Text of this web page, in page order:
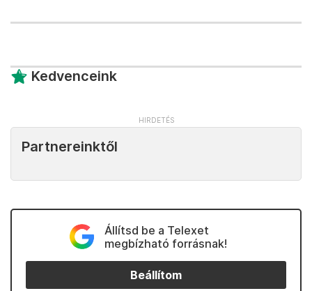
Kedvenceink
Partnereinktől
Állítsd be a Telexet
megbízható forrásnak!
Beállítom